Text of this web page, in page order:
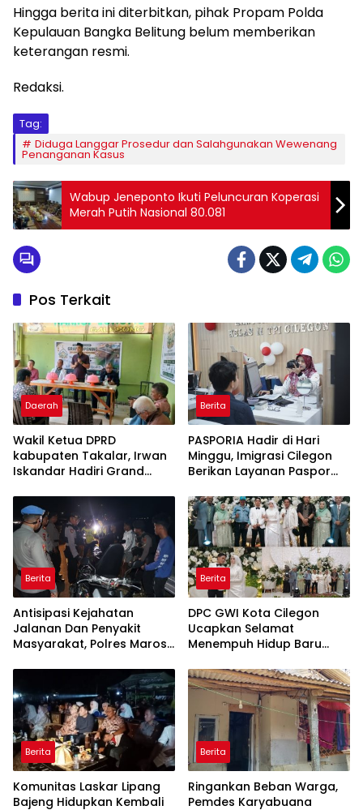
Hingga berita ini diterbitkan, pihak Propam Polda
Kepulauan Bangka Belitung belum memberikan
keterangan resmi.
Redaksi.
Tag:
Diduga Langgar Prosedur dan Salahgunakan Wewenang
Penanganan Kasus
Wabup Jeneponto Ikuti Peluncuran Koperasi
Merah Putih Nasional 80.081
Pos Terkait
Daerah
Wakil Ketua DPRD
kabupaten Takalar, Irwan
Iskandar Hadiri Grand
Pertama di Takalar,
Melayani Terapis Gratis
untuk Pasien Dhuafa dan
umum.
Berita
PASPORIA Hadir di Hari
Minggu, Imigrasi Cilegon
Berikan Layanan Paspor
Gratis
Berita
Antisipasi Kejahatan
Jalanan Dan Penyakit
Masyarakat, Polres Maros
Kondusif
Berita
DPC GWI Kota Cilegon
Ucapkan Selamat
Menempuh Hidup Baru
Tuanku Ihza Kemalsya
Damanik
Berita
Komunitas Laskar Lipang
Bajeng Hidupkan Kembali
Berita
Ringankan Beban Warga,
Pemdes Karyabuana